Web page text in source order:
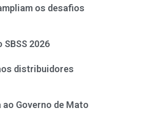
os desafios
2026
distribuidores
ao Governo de Mato